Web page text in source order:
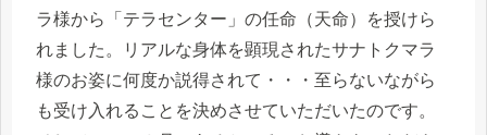
ラ様から「テラセンター」の任命（天命）を授けら
れました。リアルな身体を顕現されたサナトクマラ
様のお姿に何度か説得されて・・・至らないながら
も受け入れることを決めさせていただいたのです。